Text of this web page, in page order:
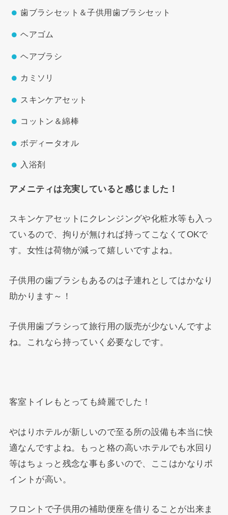
歯ブラシセット＆子供用歯ブラシセット
ヘアゴム
ヘアブラシ
カミソリ
スキンケアセット
コットン＆綿棒
ボディータオル
入浴剤
アメニティは充実していると感じました！
スキンケアセットにクレンジングや化粧水等も入っ
ているので、拘りが無ければ持ってこなくてOKで
す。女性は荷物が減って嬉しいですよね。
子供用の歯ブラシもあるのは子連れとしてはかなり
助かります～！
子供用歯ブラシって旅行用の販売が少ないんですよ
ね。これなら持っていく必要なしです。
客室トイレもとっても綺麗でした！
やはりホテルが新しいので至る所の設備も本当に快
適なんですよね。もっと格の高いホテルでも水回り
等はちょっと残念な事も多いので、ここはかなりポ
イントが高い。
フロントで子供用の補助便座を借りることが出来ま